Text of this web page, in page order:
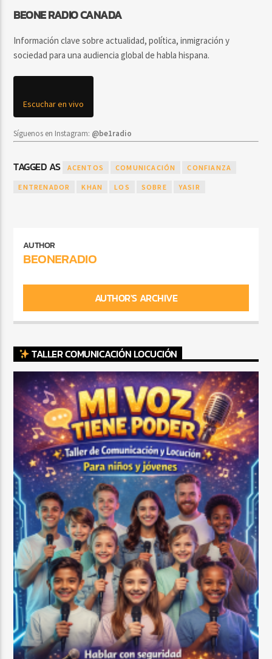
BEONE RADIO CANADA
Información clave sobre actualidad, política, inmigración y
sociedad para una audiencia global de habla hispana.
Escuchar en vivo
Síguenos en Instagram: @be1radio
TAGGED AS ACENTOS COMUNICACIÓN CONFIANZA
ENTRENADOR KHAN LOS SOBRE YASIR
AUTHOR
BEONERADIO
AUTHOR'S ARCHIVE
TALLER COMUNICACIÓN LOCUCIÓN